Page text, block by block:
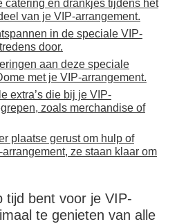
catering en drankjes tijdens het
van je VIP-arrangement.
in de speciale VIP-
door.
aan deze speciale
met je VIP-arrangement.
extra’s die bij je VIP-
zoals merchandise of
plaatse gerust om hulp of
ze staan klaar om
tijd bent voor je VIP-
te genieten van alle